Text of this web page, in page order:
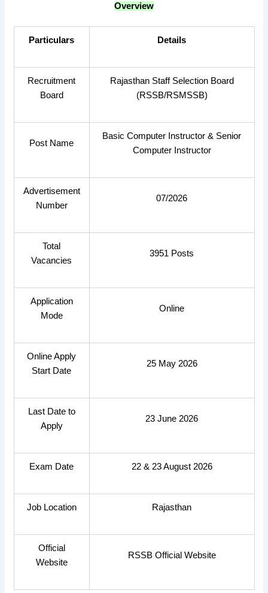
Overview
Particulars Details
Recruitment
Board
Rajasthan Staff Selection Board
(RSSB/RSMSSB)
Post Name
Basic Computer Instructor & Senior
Computer Instructor
Advertisement
Number
07/2026
Total
Vacancies
3951 Posts
Application
Mode
Online
Online Apply
Start Date
25 May 2026
Last Date to
Apply
23 June 2026
Exam Date 22 & 23 August 2026
Job Location Rajasthan
Official
Website
RSSB Official Website